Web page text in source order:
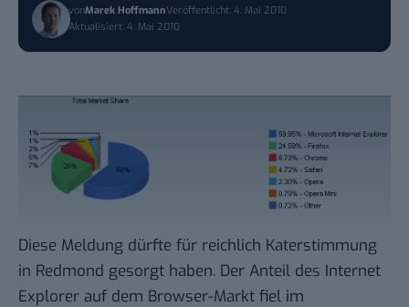
vonMarek HoffmannVeröffentlicht: 4. Mai 2010
Aktualisiert: 4. Mai 2010
Diese Meldung dürfte für reichlich Katerstimmung
in Redmond gesorgt haben. Der Anteil des Internet
Explorer auf dem Browser-Markt fiel im